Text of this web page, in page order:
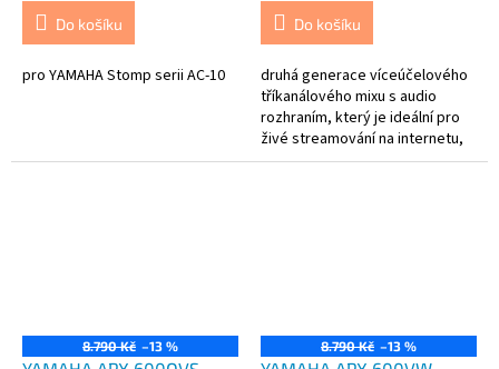
Do košíku
pro YAMAHA Stomp serii AC-10
Do košíku
druhá generace víceúčelového
tříkanálového mixu s audio
rozhraním, který je ideální pro
živé streamování na internetu,
webové online komunikace,
8.790 Kč –13 % 8.790 Kč –13 %